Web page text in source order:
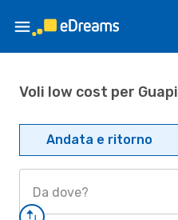
Voli low cost per Guapi
Andata e ritorno
Da dove?